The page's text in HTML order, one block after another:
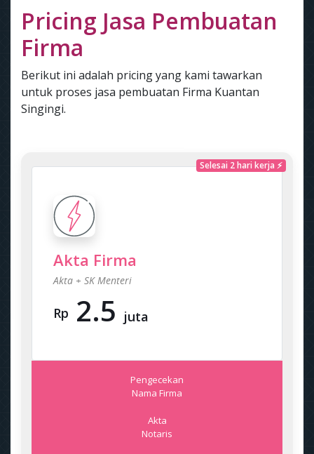
Pricing Jasa Pembuatan
Firma
Berikut ini adalah pricing yang kami tawarkan
untuk proses jasa pembuatan Firma Kuantan
Singingi.
Selesai 2 hari kerja ⚡
Akta Firma
Akta + SK Menteri
Rp 2.5 juta
Pengecekan
Nama Firma
Akta
Notaris